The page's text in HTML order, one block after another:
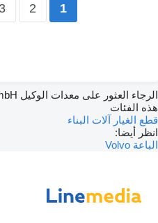
1
2
3
هذه الفئات
قطع الغيار آلات البناء
انظر أيضا:
الباعة Volvo